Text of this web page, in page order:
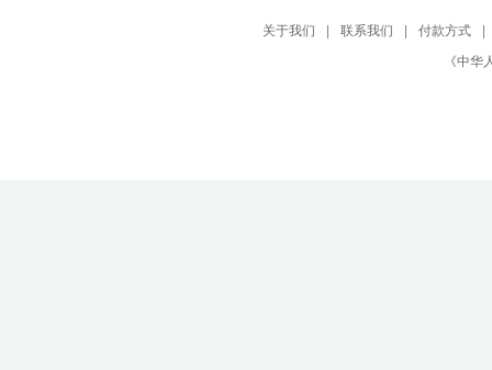
关于我们 | 联系我们 | 付款方式
|
《中